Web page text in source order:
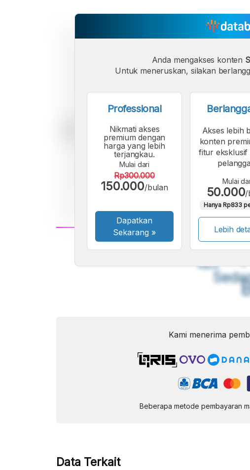
A
Font
Kecil
A
Anda mengakses konten
Untuk meneruskan, silakan
Professional
Nikmati akses
premium dengan
harga yang lebih
terjangkau.
Mulai dari
Rp300.000
150.000/bulan
Dapatkan
Sekarang »
Akses lebih
konten
fitur eksklusif
Mulai
50.000/
Hanya Rp833
Lebih
Kami menerima
Beberapa metode pembayaran
Data Terkait